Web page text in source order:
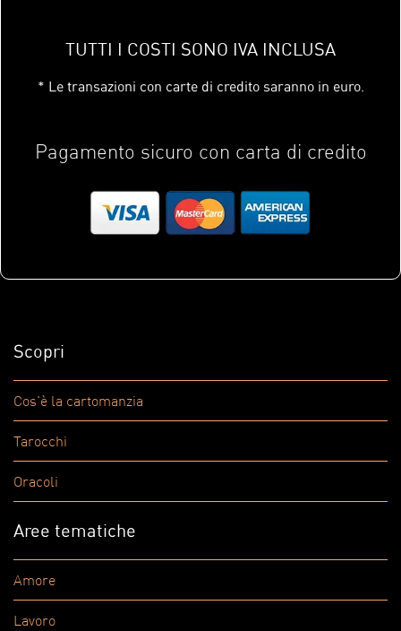
TUTTI I COSTI SONO IVA INCLUSA
* Le transazioni con carte di credito saranno in euro.
Pagamento sicuro con carta di credito
Scopri
Cos'è la cartomanzia
Tarocchi
Oracoli
Aree tematiche
Amore
Lavoro